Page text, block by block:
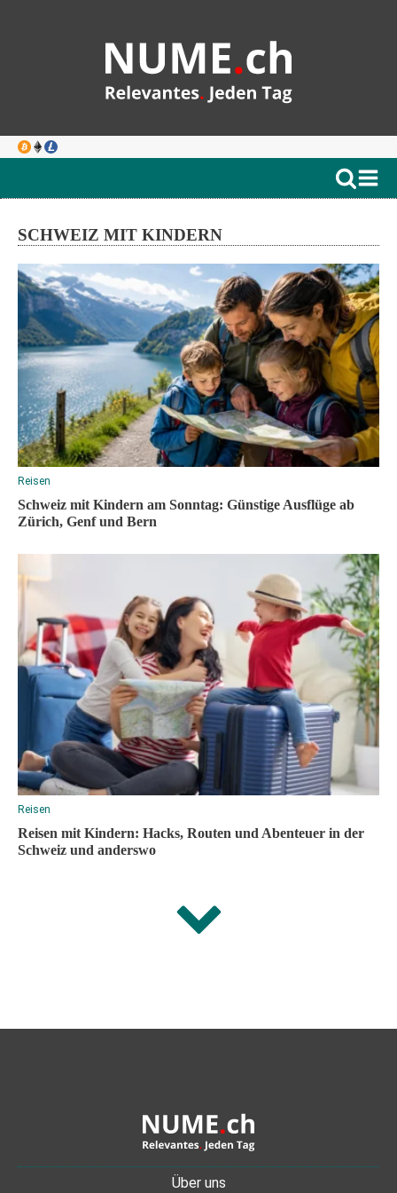
SCHWEIZ MIT KINDERN
Reisen
Schweiz mit Kindern am Sonntag: Günstige Ausflüge ab
Zürich, Genf und Bern
Reisen
Reisen mit Kindern: Hacks, Routen und Abenteuer in der
Schweiz und anderswo
Über uns